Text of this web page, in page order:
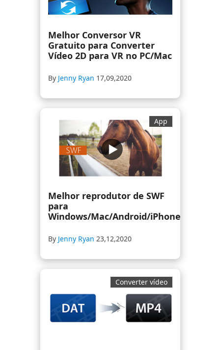
Melhor Conversor VR
Gratuito para Converter
Vídeo 2D para VR no PC/Mac
By Jenny Ryan 17,09,2020
App
Melhor reprodutor de SWF
para
Windows/Mac/Android/iPhone
By Jenny Ryan 23,12,2020
Converter vídeo